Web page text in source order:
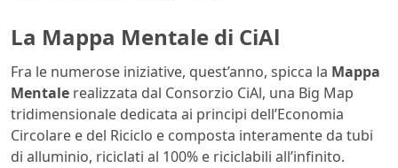
La Mappa Mentale di CiAl
Fra le numerose iniziative, quest’anno, spicca la Mappa
Mentale realizzata dal Consorzio CiAl, una Big Map
tridimensionale dedicata ai principi dell’Economia
Circolare e del Riciclo e composta interamente da tubi
di alluminio, riciclati al 100% e riciclabili all’infinito.